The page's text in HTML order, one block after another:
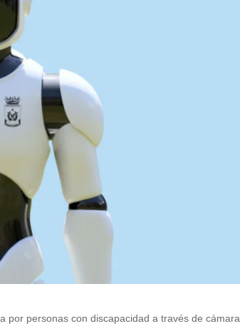
por personas con discapacidad a través de